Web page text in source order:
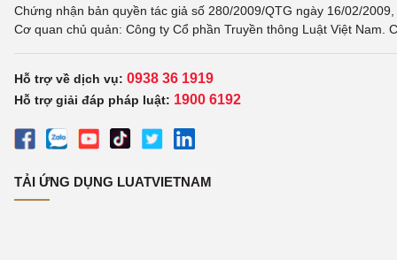
Chứng nhận bản quyền tác giả số 280/2009/QTG ngày 16/02/
Cơ quan chủ quản: Công ty Cổ phần Truyền thông Luật Việt Nam.
Hỗ trợ về dịch vụ: 0938 36 1919
Hỗ trợ giải đáp pháp luật: 1900 6192
TẢI ỨNG DỤNG LUATVIETNAM